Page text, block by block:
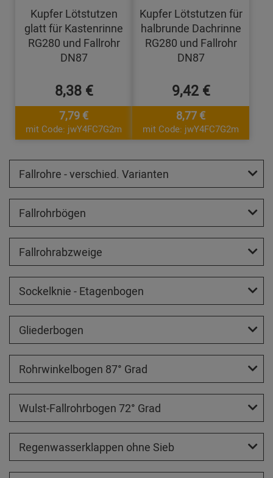
Kupfer Lötstutzen
glatt für Kastenrinne
RG280 und Fallrohr
DN87
8,38 €
7,79 €
mit Code: jwY4FC7G2m
Kupfer Lötstutzen für
halbrunde Dachrinne
RG280 und Fallrohr
DN87
9,42 €
8,77 €
mit Code: jwY4FC7G2m
Fallrohre - verschied. Varianten
Fallrohrbögen
Fallrohrabzweige
Sockelknie - Etagenbogen
Gliederbogen
Rohrwinkelbogen 87° Grad
Wulst-Fallrohrbogen 72° Grad
Regenwasserklappen ohne Sieb